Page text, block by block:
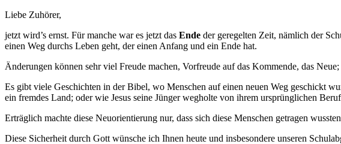
Liebe Zuhörer,
jetzt wird’s ernst. Für manche war es jetzt das Ende der geregelten Zeit, nämlich der
einen Weg durchs Leben geht, der einen Anfang und ein Ende hat.
Änderungen können sehr viel Freude machen, Vorfreude auf das Kommende, das
Es gibt viele Geschichten in der Bibel, wo Menschen auf einen neuen Weg geschickt
ein fremdes Land; oder wie Jesus seine Jünger wegholte von ihrem ursprünglichen
Erträglich machte diese Neuorientierung nur, dass sich diese Menschen getragen
Diese Sicherheit durch Gott wünsche ich Ihnen heute und insbesondere unseren